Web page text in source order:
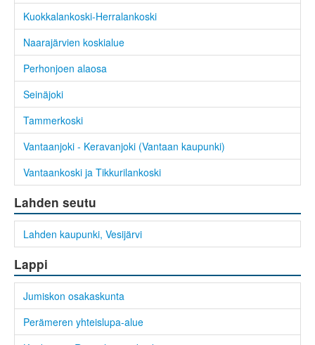
Kuokkalankoski-Herralankoski
Naarajärvien koskialue
Perhonjoen alaosa
Seinäjoki
Tammerkoski
Vantaanjoki - Keravanjoki (Vantaan kaupunki)
Vantaankoski ja Tikkurilankoski
Lahden seutu
Lahden kaupunki, Vesijärvi
Lappi
Jumiskon osakaskunta
Perämeren yhteislupa-alue